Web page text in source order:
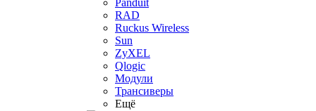
Panduit
RAD
Ruckus Wireless
Sun
ZyXEL
Qlogic
Модули
Трансиверы
Ещё